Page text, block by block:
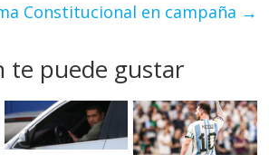
Constitucional en campaña →
te puede gustar